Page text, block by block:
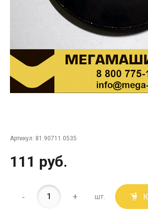
Артикул: 81.90711.0535
111 руб.
- + шт.